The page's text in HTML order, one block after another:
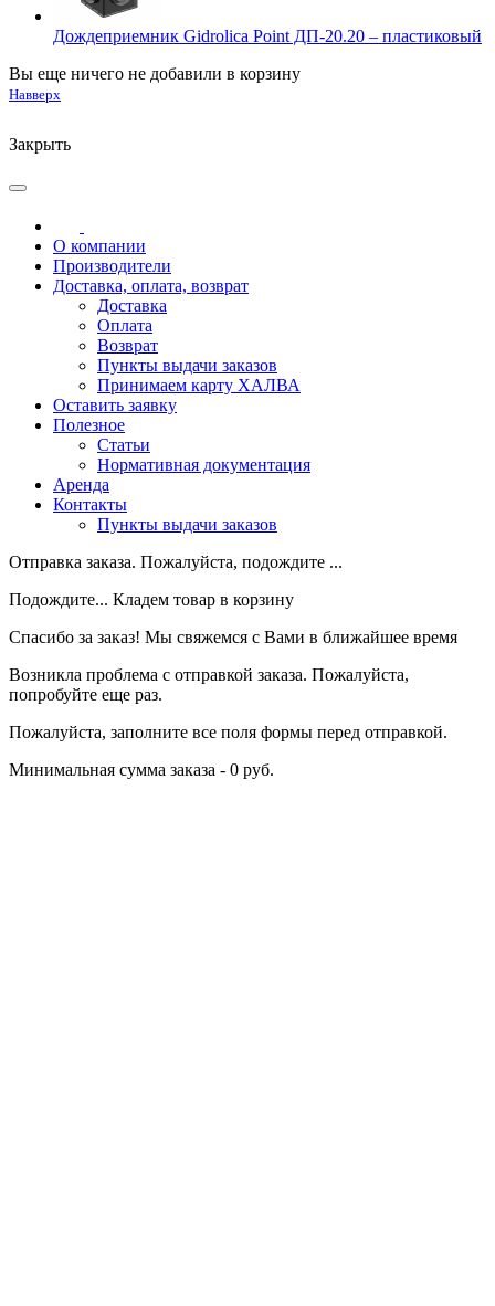
Дождеприемник Gidrolica Point ДП-20.20 – пластиковый
Вы еще ничего не добавили в корзину
Навверх
Закрыть
О компании
Производители
Доставка, оплата, возврат
Доставка
Оплата
Возврат
Пункты выдачи заказов
Принимаем карту ХАЛВА
Оставить заявку
Полезное
Статьи
Нормативная документация
Аренда
Контакты
Пункты выдачи заказов
Отправка заказа. Пожалуйста, подождите ...
Подождите... Кладем товар в корзину
Спасибо за заказ! Мы свяжемся с Вами в ближайшее время
Возникла проблема с отправкой заказа. Пожалуйста,
попробуйте еще раз.
Пожалуйста, заполните все поля формы перед отправкой.
Минимальная сумма заказа - 0 руб.